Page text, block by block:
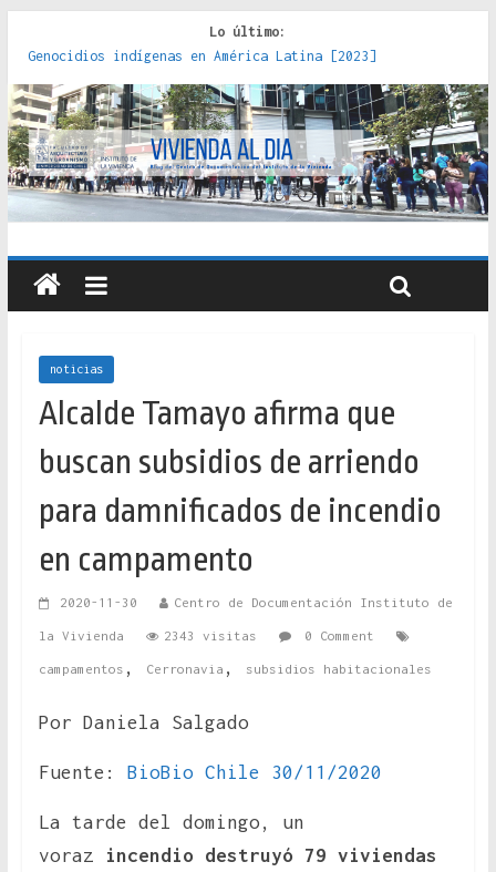
Lo último:
Genocidios indígenas en América Latina [2023]
Estudios sobre la espacialización de los Estados :
políticas, prácticas y representaciones [2022]
Donde el pedernal choca con el acero : hacia una teoría
crítica de las fronteras latinoamericanas [2020]
Criterios técnicos para una vivienda adecuada [2019]
Red de consultorios de la Caja del Seguro Obrero en
Santiago : un patrimonio emblemático [2014]
noticias
Alcalde Tamayo afirma que
buscan subsidios de arriendo
para damnificados de incendio
en campamento
2020-11-30 Centro de Documentación Instituto de
la Vivienda 2343 visitas 0 Comment
campamentos , Cerronavia , subsidios habitacionales
Por Daniela Salgado
Fuente: BioBio Chile 30/11/2020
La tarde del domingo, un
voraz
incendio destruyó 79 viviendas